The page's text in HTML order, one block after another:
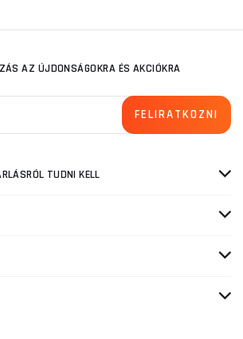
AZ ÚJDONSÁGOKRA ÉS AKCIÓKRA
TUDNI KELL